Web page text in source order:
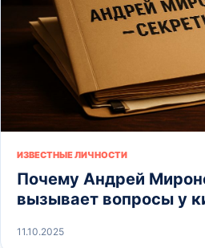
ИЗВЕСТНЫЕ ЛИЧНОСТИ
Почему Андрей
вызывает вопросы у
11.10.2025